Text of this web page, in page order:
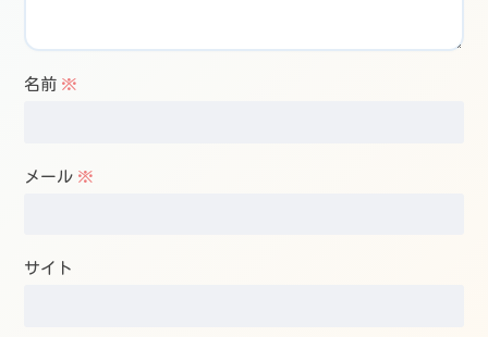
名前 ※
メール ※
サイト